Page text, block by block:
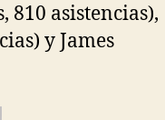
810 asistencias),
y James